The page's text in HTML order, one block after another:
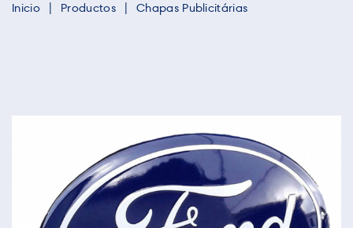
Inicio Productos Chapas Publicitárias